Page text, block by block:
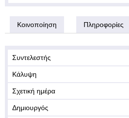
Κοινοποίηση Πληροφορίες
Συντελεστής
Κάλυψη
Σχετική ημέρα
Δημιουργός